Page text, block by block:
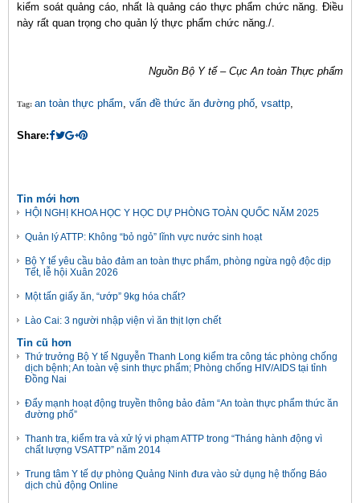
kiểm soát quảng cáo, nhất là quảng cáo thực phẩm chức năng. Điều
này rất quan trọng cho quản lý thực phẩm chức năng./.
Nguồn Bộ Y tế – Cục An toàn Thực phẩm
Tag: an toàn thực phẩm, vấn đề thức ăn đường phố, vsattp,
Share:
Tin mới hơn
HỘI NGHỊ KHOA HỌC Y HỌC DỰ PHÒNG TOÀN QUỐC NĂM 2025
Quản lý ATTP: Không “bỏ ngỏ” lĩnh vực nước sinh hoạt
Bộ Y tế yêu cầu bảo đảm an toàn thực phẩm, phòng ngừa ngộ độc dịp
Tết, lễ hội Xuân 2026
Một tấn giấy ăn, “ướp” 9kg hóa chất?
Lào Cai: 3 người nhập viện vì ăn thịt lợn chết
Tin cũ hơn
Thứ trưởng Bộ Y tế Nguyễn Thanh Long kiểm tra công tác phòng chống
dịch bệnh; An toàn vệ sinh thực phẩm; Phòng chống HIV/AIDS tại tỉnh
Đồng Nai
Đẩy mạnh hoạt động truyền thông bảo đảm “An toàn thực phẩm thức ăn
đường phố”
Thanh tra, kiểm tra và xử lý vi phạm ATTP trong “Tháng hành động vì
chất lượng VSATTP” năm 2014
Trung tâm Y tế dự phòng Quảng Ninh đưa vào sử dụng hệ thống Báo
dịch chủ động Online